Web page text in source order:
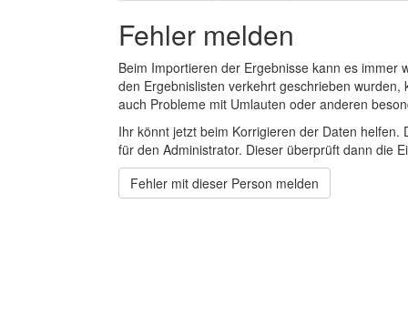
Fehler melden
Beim Importieren der Ergebnisse kann es
den Ergebnislisten verkehrt geschrieben
auch Probleme mit Umlauten oder anderen
Ihr könnt jetzt beim Korrigieren der Daten
für den Administrator. Dieser überprüft dann die
Fehler mit dieser Person melden